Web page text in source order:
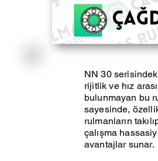
NN 30
rijitlik ve hız
bulunmayan bu
sayesinde,
rulmanların
çalışma
avantajlar sunar.